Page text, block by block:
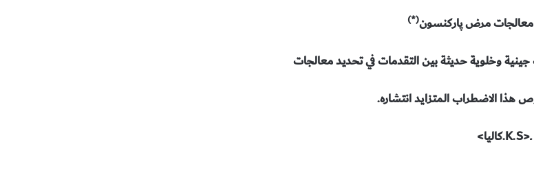
مرض پاركنسون(*)
وخلوية حديثة بين التقدمات في تحديد معالجات
الاضطراب المتزايد انتشاره.